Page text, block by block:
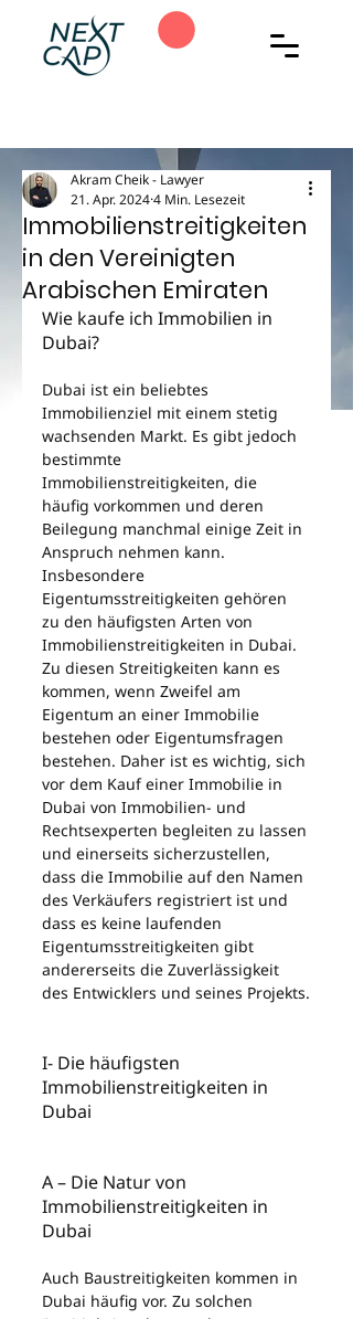
Immobilienstreitigkeiten
in den Vereinigten
Arabischen Emiraten
Akram Cheik - Lawyer
21. Apr. 20244 Min. Lesezeit
Wie kaufe ich Immobilien in
Dubai?
Dubai ist ein beliebtes
Immobilienziel mit einem stetig
wachsenden Markt. Es gibt jedoch
bestimmte
Immobilienstreitigkeiten, die
häufig vorkommen und deren
Beilegung manchmal einige Zeit in
Anspruch nehmen kann.
Insbesondere
Eigentumsstreitigkeiten gehören
zu den häufigsten Arten von
Immobilienstreitigkeiten in Dubai.
Zu diesen Streitigkeiten kann es
kommen, wenn Zweifel am
Eigentum an einer Immobilie
bestehen oder Eigentumsfragen
bestehen. Daher ist es wichtig, sich
vor dem Kauf einer Immobilie in
Dubai von Immobilien- und
Rechtsexperten begleiten zu lassen
und einerseits sicherzustellen,
dass die Immobilie auf den Namen
des Verkäufers registriert ist und
dass es keine laufenden
Eigentumsstreitigkeiten gibt
andererseits die Zuverlässigkeit
des Entwicklers und seines Projekts.
I- Die häufigsten
Immobilienstreitigkeiten in
Dubai
A – Die Natur von
Immobilienstreitigkeiten in
Dubai
Auch Baustreitigkeiten kommen in
Dubai häufig vor. Zu solchen